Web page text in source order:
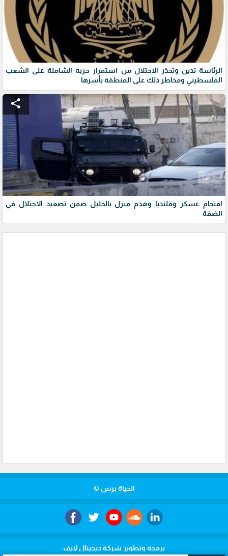
الرئاسة تدين وتحذر الاحتلال من استمرار حربه الشاملة على الشعب
الفلسطيني ومخاطر ذلك على المنطقة بأسرها
share
اقتحام عسكر وقلنديا وهدم منزل بالخليل ضمن تصعيد الاحتلال في
الضفة
الحياة برس ©
برمجة وتطوير شركة ديجيتال لايف